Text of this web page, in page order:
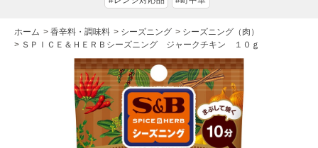
ホーム > 香辛料・調味料 > シーズニング > シーズニング（肉）
> ＳＰＩＣＥ＆ＨＥＲＢシーズニング ジャークチキン １０ｇ